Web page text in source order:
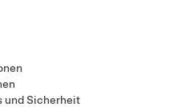
und Sicherheit